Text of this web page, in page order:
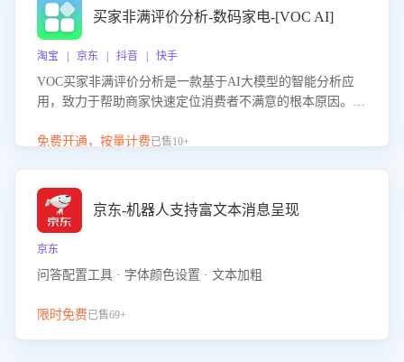
能力，阻断差评扩散，维护品牌声誉，实现客户满意度的持
续提升。
买家非满评价分析-数码家电-[VOC AI]
淘宝 | 京东 | 抖音 | 快手
VOC买家非满评价分析是一款基于AI大模型的智能分析应
用，致力于帮助商家快速定位消费者不满意的根本原因。该
客服原因或其它部门原因，明确责任归属，提供可落地的改
改，有效提升客户满意度和店铺整体服务质量。
免费开通，按量计费已售10+
京东-机器人支持富文本消息呈现
京东
问答配置工具 · 字体颜色设置 · 文本加粗
限时免费已售69+